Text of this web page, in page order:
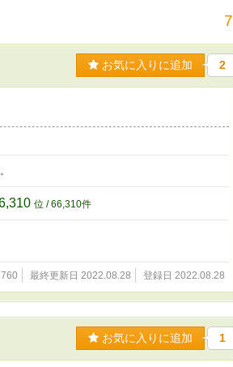
7
お気に入りに追加 2
位 / 66,310件
最終更新日 2022.08.28 登録日 2022.08.28
お気に入りに追加 1